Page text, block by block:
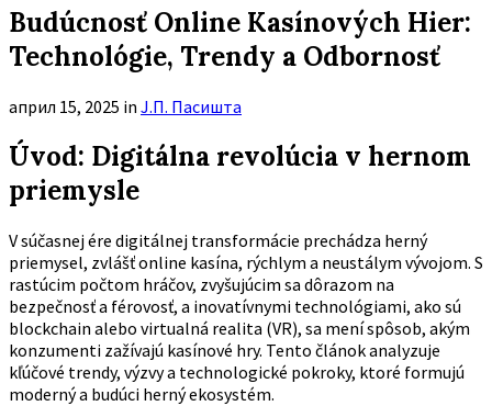
search
Budúcnosť Online Kasínových Hier:
Technológie, Trendy a Odbornosť
април 15, 2025 in Ј.П. Пасишта
Úvod: Digitálna revolúcia v hernom
priemysle
V súčasnej ére digitálnej transformácie prechádza herný
priemysel, zvlášť online kasína, rýchlym a neustálym vývojom. S
rastúcim počtom hráčov, zvyšujúcim sa dôrazom na
bezpečnosť a férovosť, a inovatívnymi technológiami, ako sú
blockchain alebo virtualná realita (VR), sa mení spôsob, akým
konzumenti zažívajú kasínové hry. Tento článok analyzuje
kľúčové trendy, výzvy a technologické pokroky, ktoré formujú
moderný a budúci herný ekosystém.